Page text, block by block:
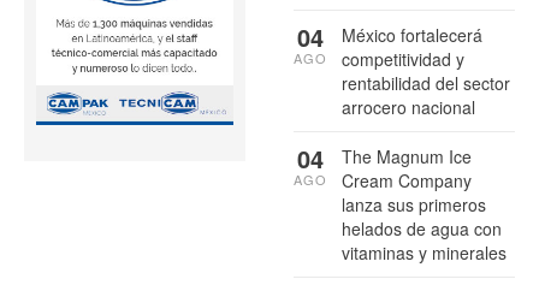
México fortalecerá
competitividad y
rentabilidad del sector
arrocero nacional
04
AGO
The Magnum Ice
Cream Company
lanza sus primeros
helados de agua con
vitaminas y minerales
04
AGO